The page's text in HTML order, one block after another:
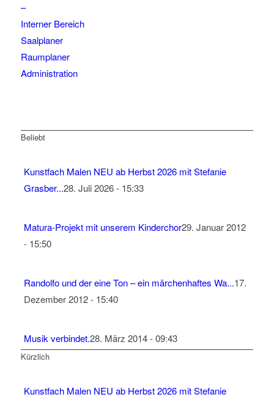
–
Interner Bereich
Saalplaner
Raumplaner
Administration
Beliebt
Kunstfach Malen NEU ab Herbst 2026 mit Stefanie
Grasber...28. Juli 2026 - 15:33
Matura-Projekt mit unserem Kinderchor29. Januar 2012
- 15:50
Randolfo und der eine Ton – ein märchenhaftes Wa...17.
Dezember 2012 - 15:40
Musik verbindet.28. März 2014 - 09:43
Kürzlich
Kunstfach Malen NEU ab Herbst 2026 mit Stefanie